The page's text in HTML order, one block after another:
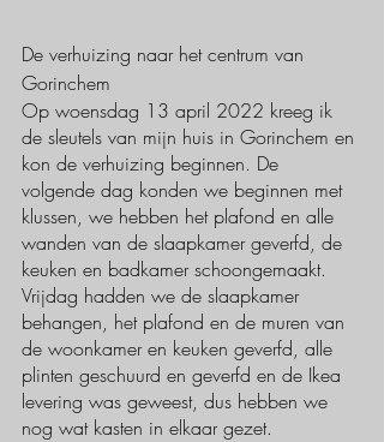
De verhuizing naar het centrum van
Gorinchem
Op woensdag 13 april 2022 kreeg ik
de sleutels van mijn huis in Gorinchem en
kon de verhuizing beginnen. De
volgende dag konden we beginnen met
klussen, we hebben het plafond en alle
wanden van de slaapkamer geverfd, de
keuken en badkamer schoongemaakt.
Vrijdag hadden we de slaapkamer
behangen, het plafond en de muren van
de woonkamer en keuken geverfd, alle
plinten geschuurd en geverfd en de Ikea
levering was geweest, dus hebben we
nog wat kasten in elkaar gezet.